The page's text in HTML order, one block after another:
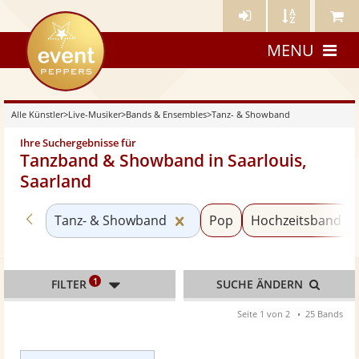
Künstler- Künstler Meine
eventpeppers
MENU
Alle Künstler>Live-Musiker>Bands & Ensembles>Tanz- & Showband
Ihre Suchergebnisse für
Tanzband & Showband in Saarlouis,
Saarland
Zurück zu «Bands & Ensembles»
Tanz- & Showband Kategorie «Tanz- &
Pop Hochzeitsband
FILTER 1 SUCHE ÄNDERN
Seite 1 von 2 25 Bands